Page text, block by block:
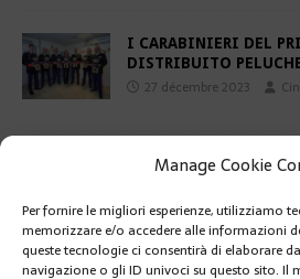
Manage Cookie
Per fornire le migliori esperienze, utilizziamo
memorizzare e/o accedere alle informazioni
queste tecnologie ci consentirà di elaborare
navigazione o gli ID univoci su questo sito. Il
I CARABINIERI DEL
DISTRIBUITO
27 décembre 2023
FESTA DI CAPODANNO
27 décembre 2023